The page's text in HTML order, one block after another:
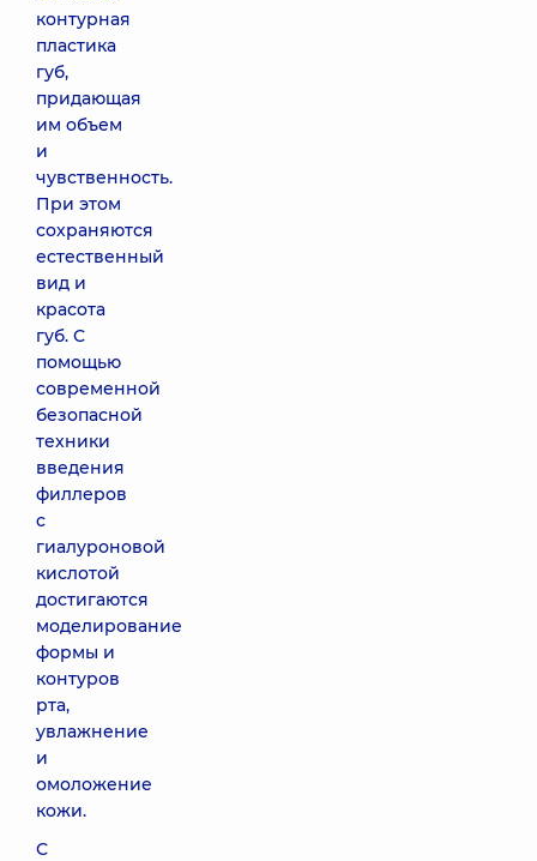
контурная
пластика
губ,
придающая
им объем
и
чувственность.
При этом
сохраняются
естественный
вид и
красота
губ. С
помощью
современной
безопасной
техники
введения
филлеров
с
гиалуроновой
кислотой
достигаются
моделирование
формы и
контуров
рта,
увлажнение
и
омоложение
кожи.
С